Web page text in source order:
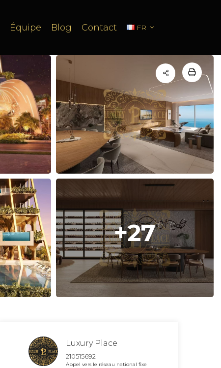
Équipe Blog Contact FR
+27
Luxury Place
210515692
Appel vers le réseau national fixe